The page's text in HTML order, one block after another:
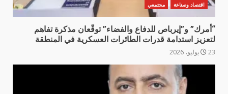
اقتصاد وصناعة مجتمعي
“أمرك” و”إيرباص للدفاع والفضاء” توقّعان مذكرة تفاهم
لتعزيز استدامة قدرات الطائرات العسكرية في المنطقة
23 يوليو، 2026